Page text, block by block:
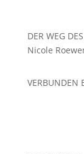
DER WEG
Nicole
VERBUNDEN